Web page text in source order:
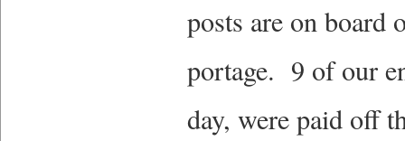
posts are on board
portage. 9 of our
day, were paid off